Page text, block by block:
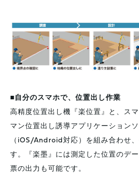
■自分のスマホで、位置出し作業
高精度位置出し機『楽位置』と、ス
マン位置出し誘導アプリケーション
（iOS/Android対応）を組み合わせ
す。『楽墨』には測定した位置のデ
票の出力も可能です。